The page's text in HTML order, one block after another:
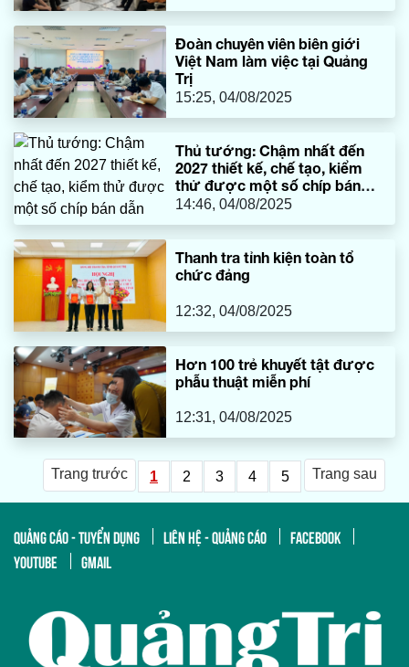
Đoàn chuyên viên biên giới
Việt Nam làm việc tại Quảng
Trị
15:25, 04/08/2025
Thủ tướng: Chậm nhất đến
2027 thiết kế, chế tạo, kiểm
thử được một số chíp bán
dẫn
14:46, 04/08/2025
Thanh tra tỉnh kiện toàn tổ
chức đảng
12:32, 04/08/2025
Hơn 100 trẻ khuyết tật được
phẫu thuật miễn phí
12:31, 04/08/2025
Trang trước 1 2 3 4 5 Trang sau
QUẢNG CÁO - TUYỂN DỤNG LIÊN HỆ - QUẢNG CÁO
FACEBOOK
YOUTUBE
GMAIL